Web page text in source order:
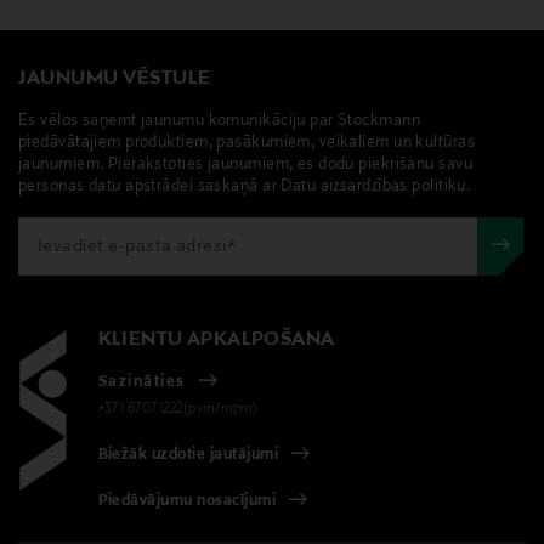
JAUNUMU VĒSTULE
Es vēlos saņemt jaunumu komunikāciju par Stockmann
piedāvātajiem produktiem, pasākumiem, veikaliem un kultūras
jaunumiem. Pierakstoties jaunumiem, es dodu piekrišanu savu
personas datu apstrādei saskaņā ar Datu aizsardzības politiku.
KLIENTU APKALPOŠANA
Sazināties
+371 67071222(pvm/mpm)
Biežāk uzdotie jautājumi
Piedāvājumu nosacījumi